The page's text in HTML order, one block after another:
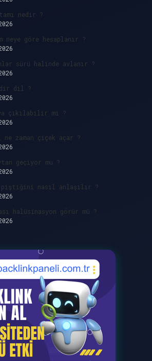
nedir ?
göre hesaplanır ?
sürü halinde avlanır ?
dil ?
çıkılabilir mi ?
ne zaman çiçek açar ?
geçiyor mu ?
piştiğini nasıl anlaşılır ?
halüsinasyon görür mü ?